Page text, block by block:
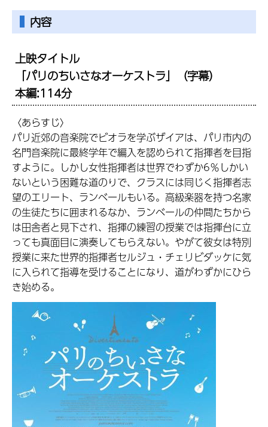
内容
上映タイトル
「パリのちいさなオーケストラ」（字幕）
本編:114分
〈あらすじ〉
パリ近郊の音楽院でビオラを学ぶザイアは、パリ市内の
名門音楽院に最終学年で編入を認められて指揮者を目指
すように。しかし女性指揮者は世界でわずか6％しかい
ないという困難な道のりで、クラスには同じく指揮者志
望のエリート、ランベールもいる。高級楽器を持つ名家
の生徒たちに囲まれるなか、ランベールの仲間たちから
は田舎者と見下され、指揮の練習の授業では指揮台に立
っても真面目に演奏してもらえない。やがて彼女は特別
授業に来た世界的指揮者セルジュ・チェリビダッケに気
に入られて指導を受けることになり、道がわずかにひら
き始める。